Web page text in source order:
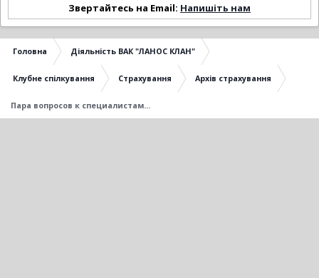
Звертайтесь на Email: Напишіть нам
Головна Діяльність ВАК "ЛАНОС КЛАН"
Клубне спілкування Страхування Архів страхування
Пара вопросов к специалистам...